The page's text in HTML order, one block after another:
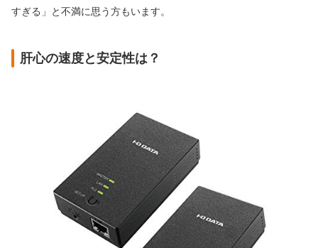
すぎる」と不満に思う方もいます。
肝心の速度と安定性は？